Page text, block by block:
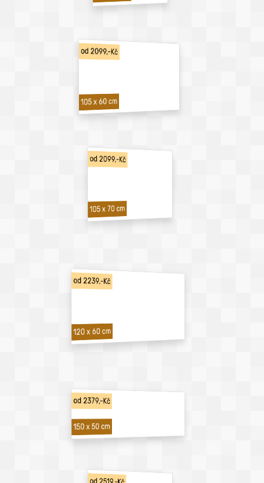
od 2099,-Kč
105 x 60 cm
od 2099,-Kč
105 x 70 cm
od 2239,-Kč
120 x 60 cm
od 2379,-Kč
150 x 50 cm